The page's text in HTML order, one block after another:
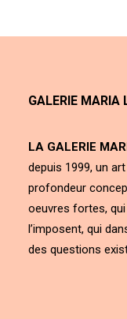
GALERIE MARIA
LA GALERIE
depuis 1999, un
profondeur
oeuvres fortes, qui
l’imposent, qui
des questions